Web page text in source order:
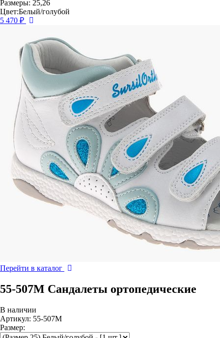
Размеры: 25,26
Цвет:Белый/голубой
5 470 ₽
Перейти в каталог
55-507M Сандалеты ортопедические
В наличии
Артикул: 55-507M
Размер: